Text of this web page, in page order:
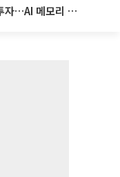
SK하이닉스, 용인·청주에 54조 투자…AI 메모리 생산기지 키운다